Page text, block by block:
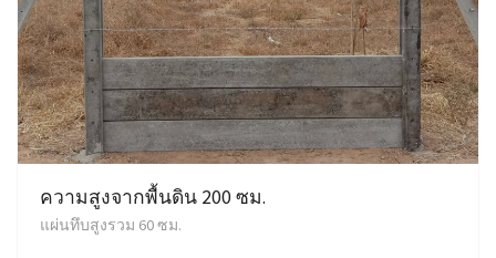
ความสูงจากพื้นดิน 200 ซม.
แผ่นทึบสูงรวม 60 ซม.